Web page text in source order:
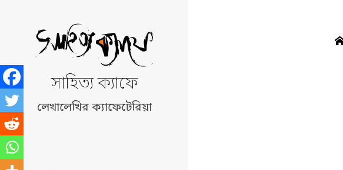
content
সাহিত্য ক্যাফে
লেখালেখির ক্যাফেটেরিয়া